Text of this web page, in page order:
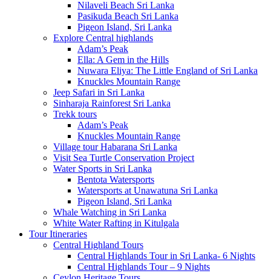
Nilaveli Beach Sri Lanka
Pasikuda Beach Sri Lanka
Pigeon Island, Sri Lanka
Explore Central highlands
Adam’s Peak
Ella: A Gem in the Hills
Nuwara Eliya: The Little England of Sri Lanka
Knuckles Mountain Range
Jeep Safari in Sri Lanka
Sinharaja Rainforest Sri Lanka
Trekk tours
Adam’s Peak
Knuckles Mountain Range
Village tour Habarana Sri Lanka
Visit Sea Turtle Conservation Project
Water Sports in Sri Lanka
Bentota Watersports
Watersports at Unawatuna Sri Lanka
Pigeon Island, Sri Lanka
Whale Watching in Sri Lanka
White Water Rafting in Kitulgala
Tour Itineraries
Central Highland Tours
Central Highlands Tour in Sri Lanka- 6 Nights
Central Highlands Tour – 9 Nights